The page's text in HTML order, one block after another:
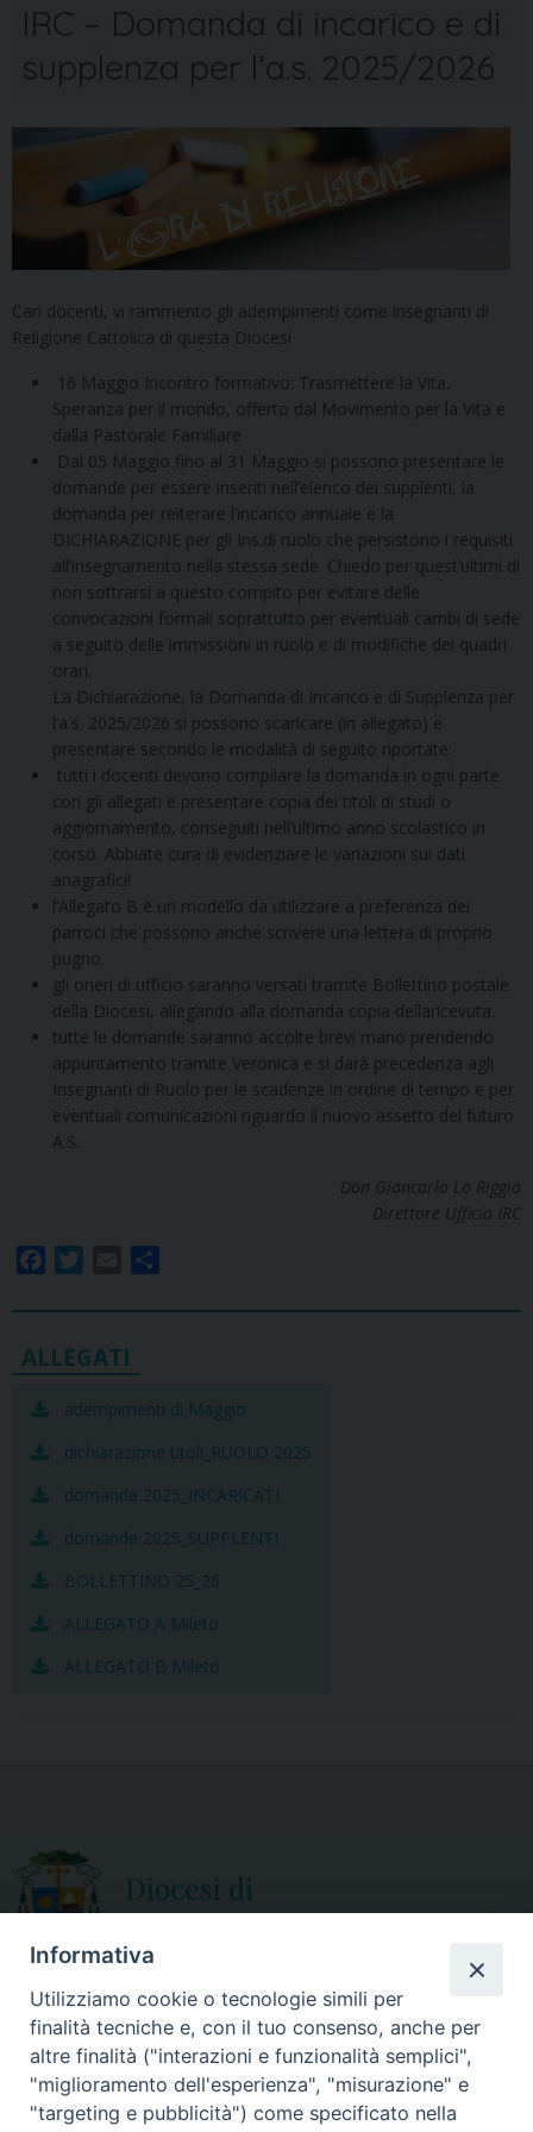
IRC – Domanda di incarico e di
supplenza per l’a.s. 2025/2026
Cari docenti, vi rammento gli adempimenti come insegnanti di
Religione Cattolica di questa Diocesi
16 Maggio Incontro formativo: Trasmettere la Vita,
Speranza per il mondo, offerto dal Movimento per la Vita e
dalla Pastorale Familiare
Dal 05 Maggio fino al 31 Maggio si possono presentare le
domande per essere inseriti nell’elenco dei supplenti, la
domanda per reiterare l’incarico annuale e la
DICHIARAZIONE per gli Ins.di ruolo che persistono i requisiti
all’insegnamento nella stessa sede. Chiedo per quest’ultimi di
non sottrarsi a questo compito per evitare delle
convocazioni formali soprattutto per eventuali cambi di sede
a seguito delle immissioni in ruolo e di modifiche dei quadri
orari.
La Dichiarazione, la Domanda di Incarico e di Supplenza per
l’a.s. 2025/2026 si possono scaricare (in allegato) e
presentare secondo le modalità di seguito riportate:
tutti i docenti devono compilare la domanda in ogni parte
con gli allegati e presentare copia dei titoli di studi o
aggiornamento, conseguiti nell’ultimo anno scolastico in
corso. Abbiate cura di evidenziare le variazioni sui dati
anagrafici!
l’Allegato B è un modello da utilizzare a preferenza dei
parroci che possono anche scrivere una lettera di proprio
pugno.
gli oneri di ufficio saranno versati tramite Bollettino postale
della Diocesi, allegando alla domanda copia dellaricevuta.
tutte le domande saranno accolte brevi mano prendendo
appuntamento tramite Veronica e si darà precedenza agli
Insegnanti di Ruolo per le scadenze in ordine di tempo e per
eventuali comunicazioni riguardo il nuovo assetto del futuro
A.S.
Don Giancarlo Lo Riggio
Direttore Ufficio IRC
c
e
b
k
i
t
t
e
a
i
l
a
adempimenti di Maggio
dichiarazione titoli_RUOLO 2025
domande 2025_INCARICATI
domande 2025_SUPPLENTI
BOLLETTINO 25_26
ALLEGATO A Mileto
ALLEGATO B Mileto
CURIA DIOCESANA
Via Episcopio, 15
89852 MILETO (VV)
ORARIO APERTURA
Mercoledì e Sabato
dalle 10.00 alle 12.30
Informativa
Utilizziamo cookie o tecnologie simili per
finalità tecniche e, con il tuo consenso, anche per
altre finalità ("interazioni e funzionalità semplici",
"miglioramento dell'esperienza", "misurazione" e
"targeting e pubblicità") come specificato nella